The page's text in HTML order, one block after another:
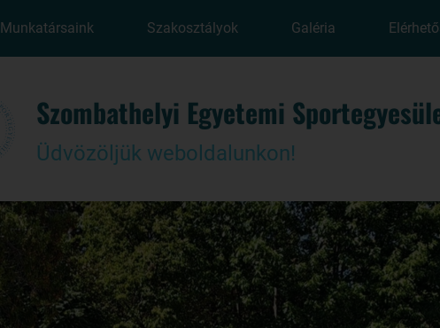
Munkatársaink Szakosztályok Galéria
Szombathelyi Egyetemi
Üdvözöljük weboldalunkon!